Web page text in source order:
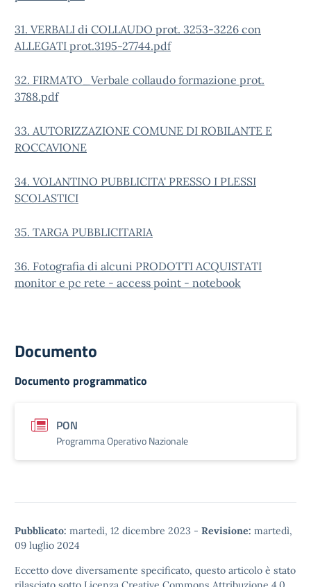
31. VERBALI di COLLAUDO prot. 3253-3226 con
ALLEGATI prot.3195-27744.pdf
32. FIRMATO_Verbale collaudo formazione prot.
3788.pdf
33. AUTORIZZAZIONE COMUNE DI ROBILANTE E
ROCCAVIONE
34. VOLANTINO PUBBLICITA' PRESSO I PLESSI
SCOLASTICI
35. TARGA PUBBLICITARIA
36. Fotografia di alcuni PRODOTTI ACQUISTATI
monitor e pc rete - access point - notebook
Documento
Documento programmatico
PON
Programma Operativo Nazionale
Pubblicato: martedì, 12 dicembre 2023 - Revisione: martedì,
09 luglio 2024
Eccetto dove diversamente specificato, questo articolo è stato